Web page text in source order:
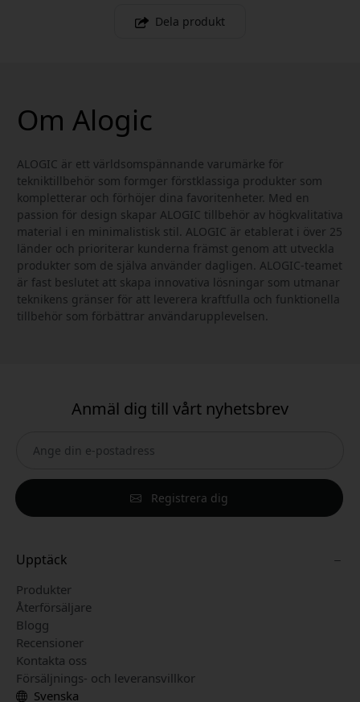
Dela produkt
Om Alogic
ALOGIC är ett världsomspännande varumärke för
tekniktillbehör som formger förstklassiga produkter som
kompletterar och förhöjer dina favoritenheter. Med en
passion för design skapar ALOGIC tillbehör av högkvalitativa
material i en minimalistisk stil. ALOGIC är etablerat i över 25
länder och prioriterar kunderna främst genom att utveckla
produkter som de själva använder dagligen. ALOGIC-teamet
är fast beslutet att skapa innovativa lösningar som utmanar
teknikens gränser för att leverera kraftfulla och funktionella
tillbehör som förbättrar användarupplevelsen.
Anmäl dig till vårt nyhetsbrev
Registrera dig
Upptäck
Produkter
Återförsäljare
Blogg
Recensioner
Kontakta oss
Försäljnings- och leveransvillkor
Svenska